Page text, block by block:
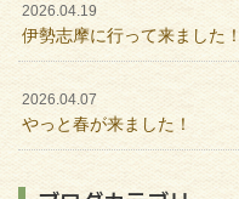
2026.04.19
伊勢志摩に行って来ました！
2026.04.07
やっと春が来ました！